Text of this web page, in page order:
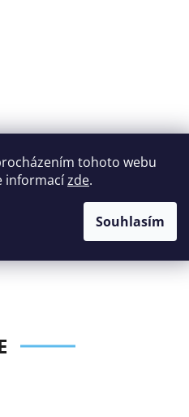
tohoto webu
informacízde.
Souhlasím
Široký výběr
nábytku za rozumné